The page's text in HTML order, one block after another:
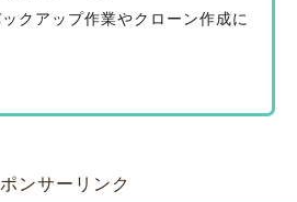
クアップ作業やクローン作成に
ンサーリンク